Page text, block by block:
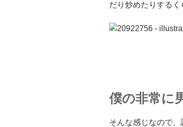
だり炒めたりするく
僕の非常に
そんな感じなので